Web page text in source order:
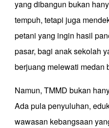
yang dibangun bukan
tempuh, tetapi juga
petani yang ingin hasil
pasar, bagi anak sekolah
berjuang melewati medan
Namun, TMMD bukan
Ada pula penyuluhan,
wawasan kebangsaan